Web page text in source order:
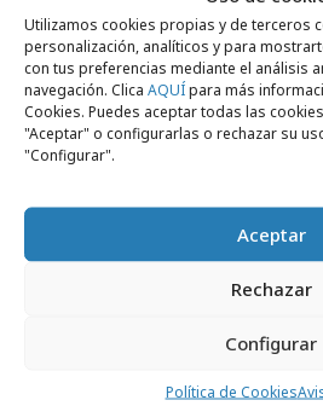
Utilizamos cookies propias y de terceros
personalización, analíticos y para
con tus preferencias mediante el análisis
navegación. Clica AQUÍpara más
Cookies. Puedes aceptar todas las
"Aceptar" o configurarlas o rechazar su
"Configurar".
Aceptar
Rechazar
Configurar
Política de Cookies
Campañas